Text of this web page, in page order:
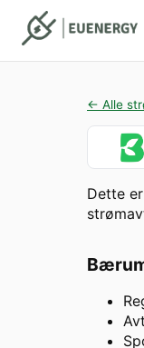
← Alle
Dette